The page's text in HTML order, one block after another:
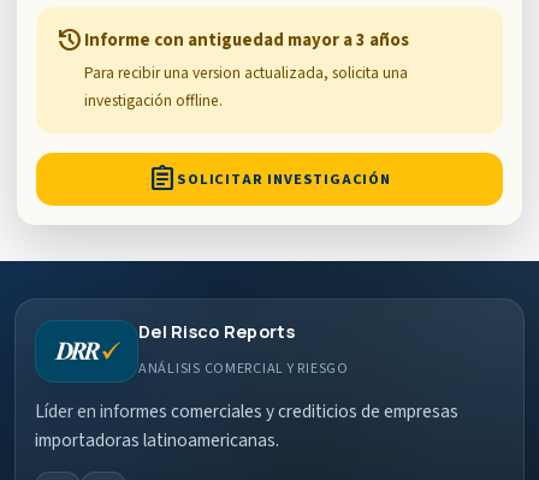
historyInforme con antiguedad mayor a 3 años
Para recibir una version actualizada, solicita una
investigación offline.
assignment SOLICITAR INVESTIGACIÓN
Del Risco Reports
ANÁLISIS COMERCIAL Y RIESGO
Líder en informes comerciales y crediticios de empresas
importadoras latinoamericanas.